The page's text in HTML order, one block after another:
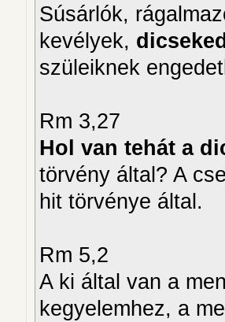
Súsárlók,
kevélyek,
szüleiknek
Rm 3,27
Hol van tehát a
törvény által? A
hit törvénye által.
Rm 5,2
A ki által van a
kegyelemhez, a